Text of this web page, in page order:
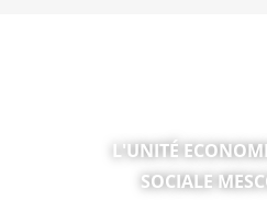
L'UNITÉ
SOCIALE